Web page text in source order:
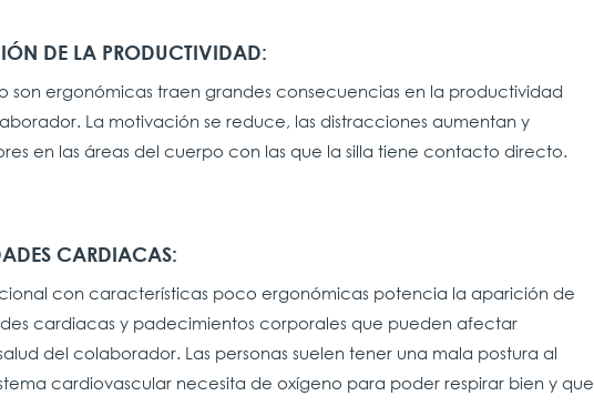
DE LA PRODUCTIVIDAD:
son ergonómicas traen grandes consecuencias en la productividad
La motivación se reduce, las distracciones aumentan y
en las áreas del cuerpo con las que la silla tiene contacto directo.
CARDIACAS:
con características poco ergonómicas potencia la aparición de
cardiacas y padecimientos corporales que pueden afectar
del colaborador. Las personas suelen tener una mala postura al
cardiovascular necesita de oxígeno para poder respirar bien y que